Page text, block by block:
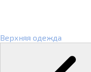
Верхняя одежда